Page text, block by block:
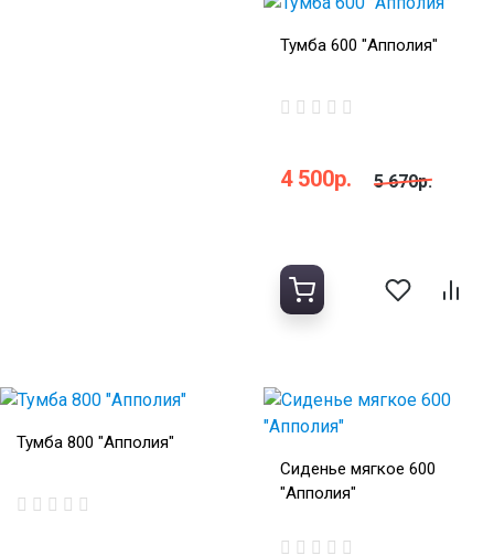
Тумба 600 "Апполия"
4 500р. 5 670р.
Тумба 800 "Апполия"
Сиденье мягкое 600
"Апполия"